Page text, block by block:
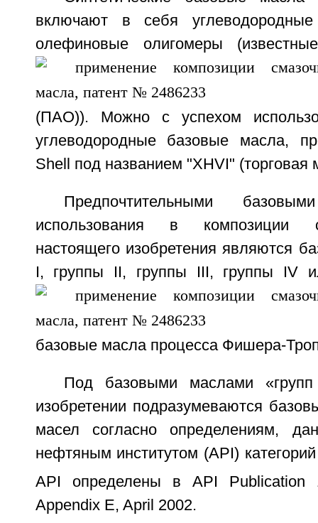
включают в себя
олефиновые олигомеры
(ПАО)). Можно с успехом
углеводородные базовые масла,
Shell под названием "XHVI" (торговая
Предпочтительными
использования в композиции
настоящего изобретения являются
I, группы II, группы III, группы IV
базовые масла процесса Фишера-
Под базовыми маслами
изобретении подразумеваются
масел согласно определениям,
нефтяным институтом (API)
API определены в API Publication
Appendix E, April 2002.